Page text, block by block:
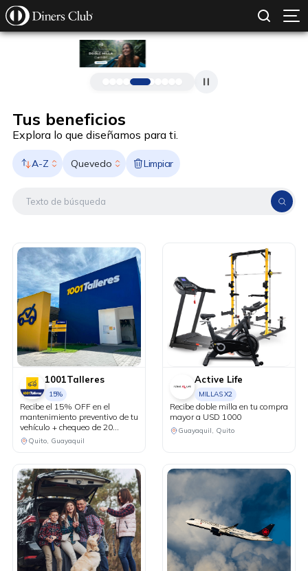
Pasar al contenido principal
Tus beneficios
Explora lo que diseñamos para ti.
A-Z Quevedo Limpiar
1001Talleres
15%
Recibe el 15% OFF en el
mantenimiento preventivo de tu
vehículo + chequeo de 20
puntos sin costo.
Quito, Guayaquil
Active Life
MILLAS X2
Recibe doble milla en tu compra
mayor a USD 1000
Guayaquil, Quito